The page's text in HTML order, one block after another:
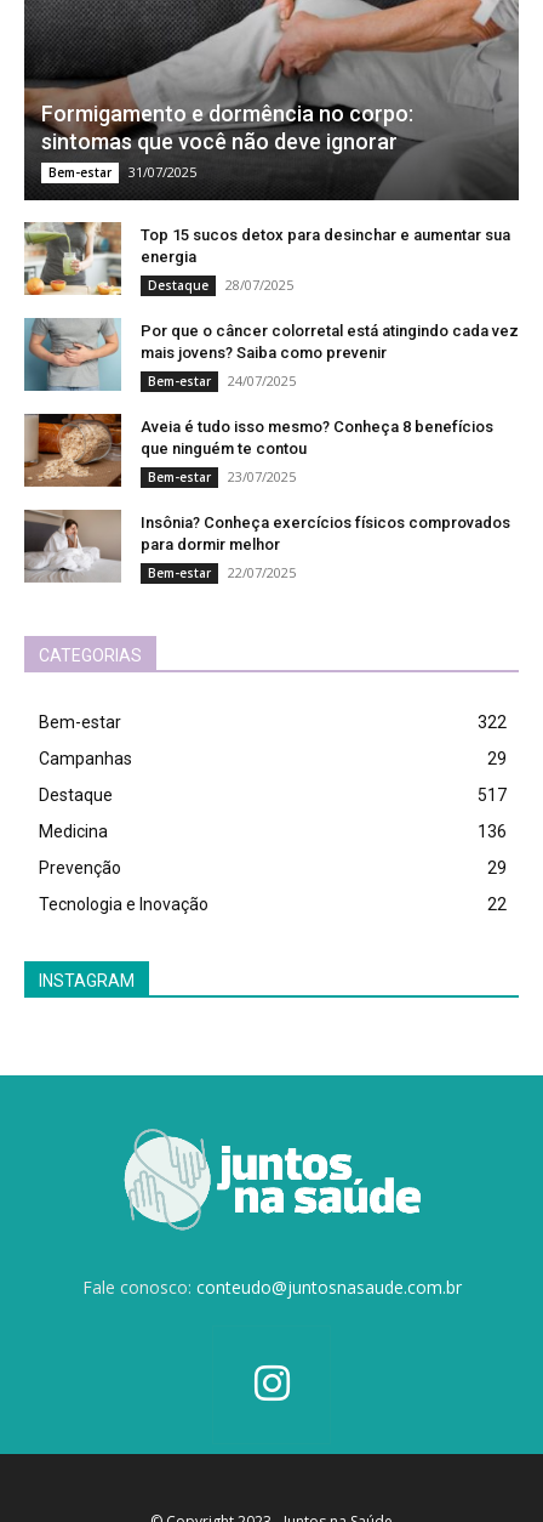
Formigamento e dormência no corpo:
sintomas que você não deve ignorar
Bem-estar 31/07/2025
Top 15 sucos detox para desinchar e aumentar sua
energia
Destaque 28/07/2025
Por que o câncer colorretal está atingindo cada vez
mais jovens? Saiba como prevenir
Bem-estar 24/07/2025
Aveia é tudo isso mesmo? Conheça 8 benefícios
que ninguém te contou
Bem-estar 23/07/2025
Insônia? Conheça exercícios físicos comprovados
para dormir melhor
Bem-estar 22/07/2025
CATEGORIAS
Bem-estar
322
Campanhas
29
Destaque
517
Medicina
136
Prevenção
29
Tecnologia e Inovação
22
INSTAGRAM
Fale conosco: conteudo@juntosnasaude.com.br